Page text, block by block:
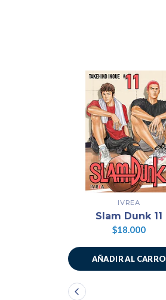
IVREA
Slam Dunk 11
$18.000
AÑADIR AL CARRO